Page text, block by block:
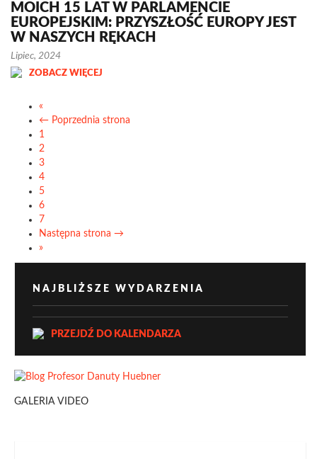
MOICH 15 LAT W PARLAMENCIE
EUROPEJSKIM: PRZYSZŁOŚĆ EUROPY JEST
W NASZYCH RĘKACH
Lipiec, 2024
ZOBACZ WIĘCEJ
«
← Poprzednia strona
1
2
3
4
5
6
7
Następna strona →
»
NAJBLIŻSZE WYDARZENIA
PRZEJDŹ DO KALENDARZA
GALERIA VIDEO